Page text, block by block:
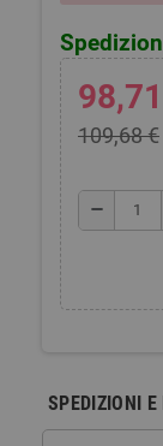
109,68 €
remove
SPEDIZIONI E